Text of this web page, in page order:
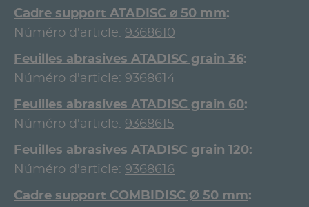
Cadre support ATADISC ⌀ 50 mm
Núméro d'article: 9368610
Feuilles abrasives ATADISC grain 36
Núméro d'article: 9368614
Feuilles abrasives ATADISC grain 60
Núméro d'article: 9368615
Feuilles abrasives ATADISC grain 120
Núméro d'article: 9368616
Cadre support COMBIDISC Ø 50 mm